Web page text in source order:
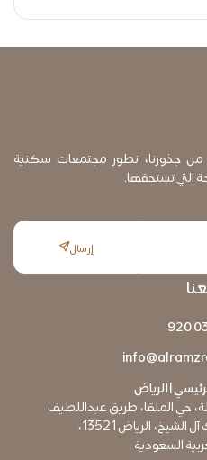
من جذورنا، نطور مجتمعات سكنية
التي تستحقها.
إرسال
920
| الرياض
حي الملقا، طريق عبداللطيف
بن عبدالملك آل الشيخ، الرياض 13521،
السعودية